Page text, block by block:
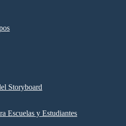
Storyboard
Escuelas y Estudiantes